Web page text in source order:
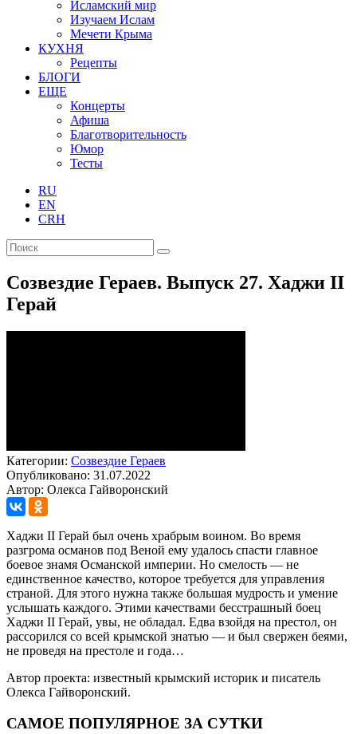
Исламский мир
Изучаем Ислам
Мечети Крыма
КУХНЯ
Рецепты
БЛОГИ
ЕЩЕ
Концерты
Афиша
Благотворительность
Юмор
Тесты
RU
EN
CRH
Созвездие Гераев. Выпуск 27. Хаджи II
Герай
Категории: Созвездие Гераев
Опубликовано: 31.07.2022
Автор: Олекса Гайворонский
Хаджи II Герай был очень храбрым воином. Во время
разгрома османов под Веной ему удалось спасти главное
боевое знамя Османской империи. Но смелость — не
единственное качество, которое требуется для управления
страной. Для этого нужна также большая мудрость и умение
услышать каждого. Этими качествами бесстрашный боец
Хаджи II Герай, увы, не обладал. Едва взойдя на престол, он
рассорился со всей крымской знатью — и был свержен беями,
не проведя на престоле и года…
Автор проекта: известный крымский историк и писатель
Олекса Гайворонский.
САМОЕ ПОПУЛЯРНОЕ ЗА СУТКИ